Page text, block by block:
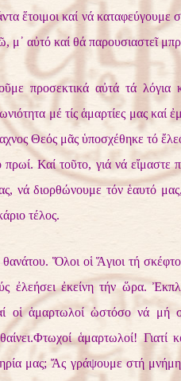
ἕτοιμοι καί νά καταφεύγουμε
μ᾿ αὐτό καί θά παρουσιαστεῖ
προσεκτικά αὐτά τά
μέ τίς ἁμαρτίες μας καί
Θεός μᾶς ὑποσχέθηκε τό
Καί τοῦτο, γιά νά εἴμαστε
νά διορθώνουμε τόν ἑαυτό
τέλος.
Ὅλοι οἱ Ἅγιοι τή
ἐλεήσει ἐκείνη τήν ὥρα.
οἱ ἁμαρτωλοί ὡστόσο νά μή
ἁμαρτωλοί!
μας; Ἄς γράψουμε στή